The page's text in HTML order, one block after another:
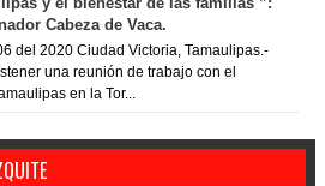
Cabeza de Vaca.
del 2020 Ciudad Victoria, Tamaulipas.-
una reunión de trabajo con el
en la Tor...